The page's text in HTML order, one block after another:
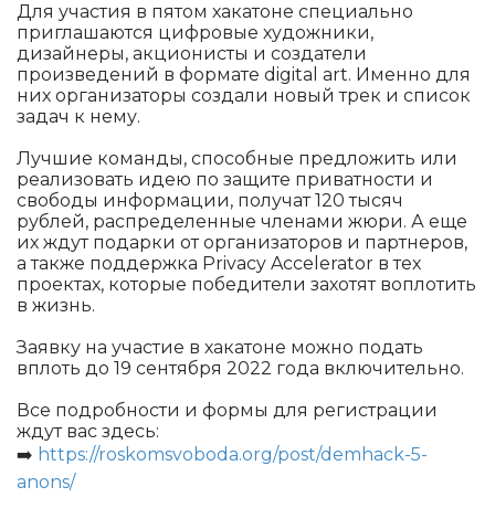
Для участия в пятом хакатоне специально
приглашаются цифровые художники,
дизайнеры, акционисты и создатели
произведений в формате digital art. Именно для
них организаторы создали новый трек и список
задач к нему.
Лучшие команды, способные предложить или
реализовать идею по защите приватности и
свободы информации, получат 120 тысяч
рублей, распределенные членами жюри. А еще
их ждут подарки от организаторов и партнеров,
а также поддержка Privacy Accelerator в тех
проектах, которые победители захотят воплотить
в жизнь.
Заявку на участие в хакатоне можно подать
вплоть до 19 сентября 2022 года включительно.
Все подробности и формы для регистрации
ждут вас здесь:
➡️ https://roskomsvoboda.org/post/demhack-5-
anons/